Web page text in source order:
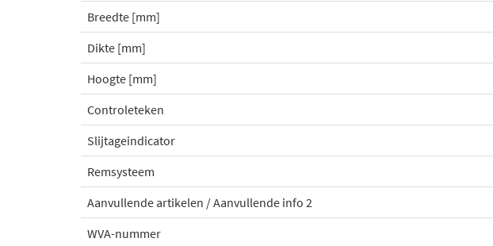
Breedte [mm]
Dikte [mm]
Hoogte [mm]
Controleteken
Slijtageindicator
Remsysteem
Aanvullende artikelen / Aanvullende info 2
WVA-nummer